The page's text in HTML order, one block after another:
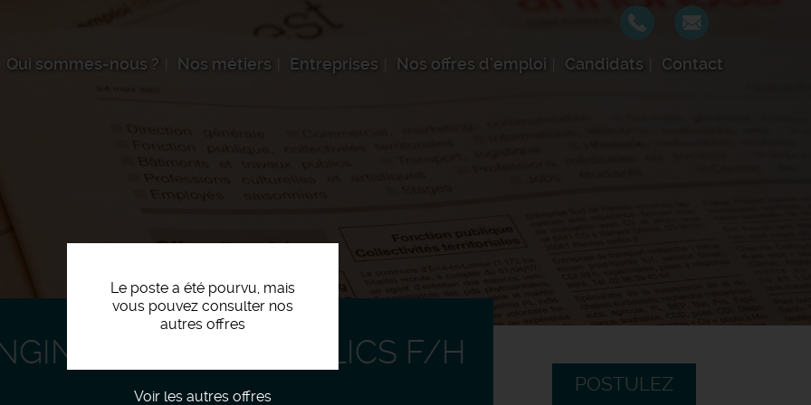
Qui sommes-nous ? Nos métiers Entreprises Nos offres d'emploi Candidats Contact
Le poste a été pourvu, mais
vous pouvez consulter nos
autres offres
Voir les autres offres
POSTULEZ
TRAVAUX PUBLICS F/H